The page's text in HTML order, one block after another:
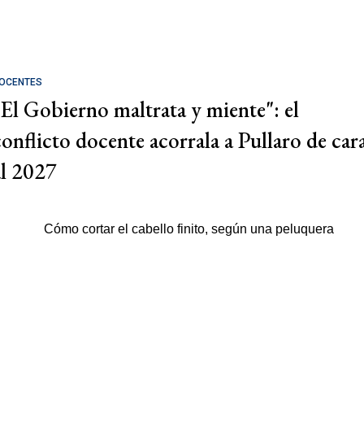
Gobierno maltrata y miente": el
docente acorrala a Pullaro de
2027